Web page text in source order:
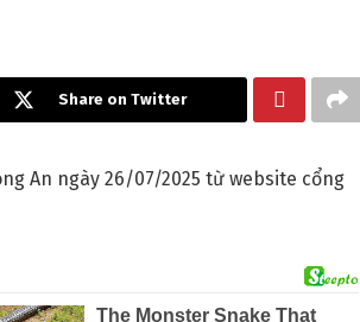
Share on Twitter
An ngày 26/07/2025 từ website cổng